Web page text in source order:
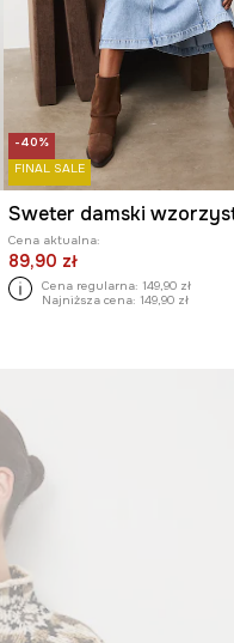
-40%
FINAL SALE
Sweter damski
Cena aktualna:
89,90 zł
Cena regularna: 149,90 zł
Najniższa cena: 149,90 zł